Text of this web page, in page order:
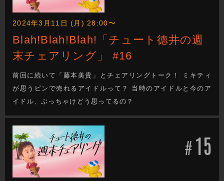
2024年3月11日 (月) 28:00〜
Blah!Blah!Blah!「チュート徳井の週
末チェアリング」 #16
前回に続いて「藤本美貴」とチェアリングトーク！ ミキティ
が思うピンで売れるアイドルって？ 当時のアイドルと今のア
イドル、ぶっちゃけどう思ってるの？
#15